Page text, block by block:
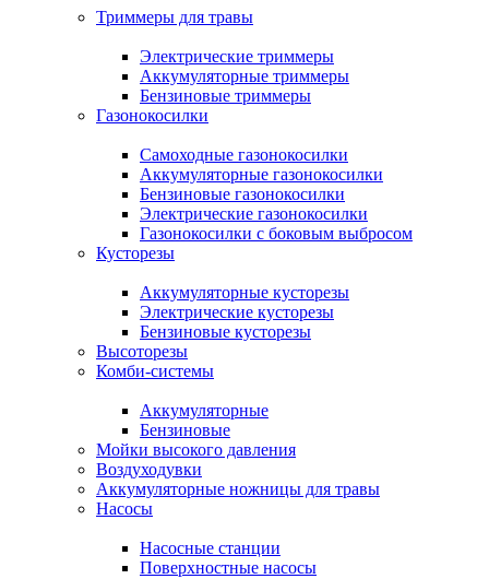
Триммеры для травы
Электрические триммеры
Аккумуляторные триммеры
Бензиновые триммеры
Газонокосилки
Самоходные газонокосилки
Аккумуляторные газонокосилки
Бензиновые газонокосилки
Электрические газонокосилки
Газонокосилки с боковым выбросом
Кусторезы
Аккумуляторные кусторезы
Электрические кусторезы
Бензиновые кусторезы
Высоторезы
Комби-системы
Аккумуляторные
Бензиновые
Мойки высокого давления
Воздуходувки
Аккумуляторные ножницы для травы
Насосы
Насосные станции
Поверхностные насосы